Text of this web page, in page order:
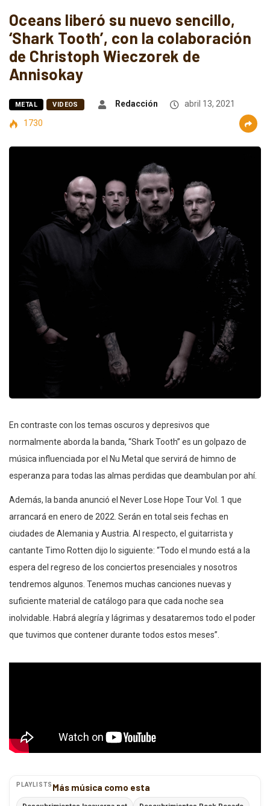
Oceans liberó su nuevo sencillo,
‘Shark Tooth’, con la colaboración
de Christoph Wieczorek de
Annisokay
METAL VIDEOS Redacción
abril 13, 2021
1730
En contraste con los temas oscuros y depresivos que
normalmente aborda la banda, “Shark Tooth” es un golpazo de
música influenciada por el Nu Metal que servirá de himno de
esperanza para todas las almas perdidas que deambulan por ahí.
Además, la banda anunció el Never Lose Hope Tour Vol. 1 que
arrancará en enero de 2022. Serán en total seis fechas en
ciudades de Alemania y Austria. Al respecto, el guitarrista y
cantante Timo Rotten dijo lo siguiente: “Todo el mundo está a la
espera del regreso de los conciertos presenciales y nosotros
tendremos algunos. Tenemos muchas canciones nuevas y
suficiente material de catálogo para que cada noche sea
inolvidable. Habrá alegría y lágrimas y desataremos todo el poder
que tuvimos que contener durante todos estos meses”.
PLAYLISTS Más música como esta